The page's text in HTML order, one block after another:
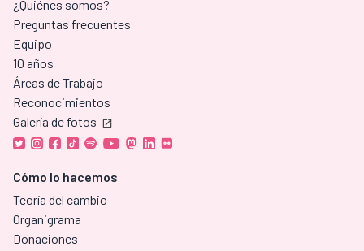
¿Quiénes somos?
Preguntas frecuentes
Equipo
10 años
Áreas de Trabajo
Reconocimientos
Galería de fotos
Cómo lo hacemos
Teoría del cambio
Organigrama
Donaciones